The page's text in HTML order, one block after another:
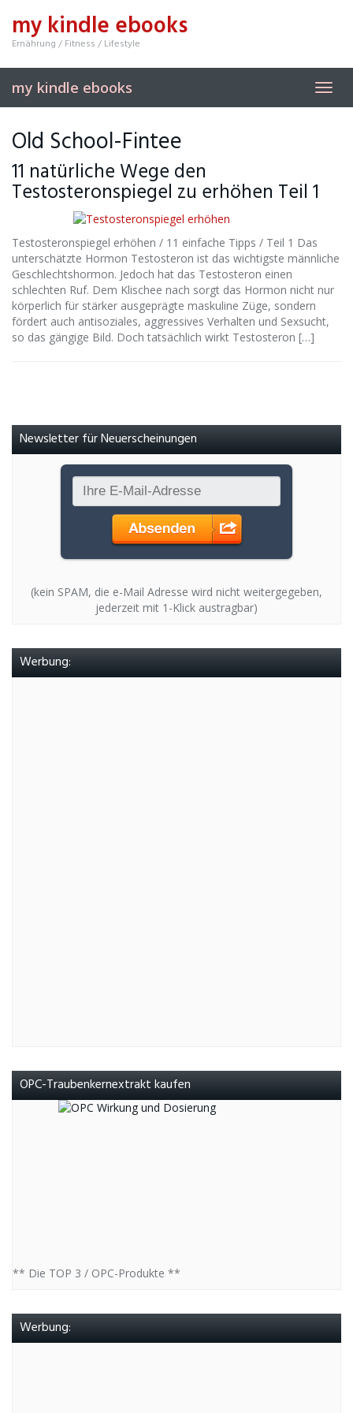
mainmy kindle ebooks
Ernährung / Fitness / Lifestyle
my kindle ebooks
Old School-Fintee
11 natürliche Wege den
Testosteronspiegel zu erhöhen Teil 1
Testosteronspiegel erhöhen / 11 einfache Tipps / Teil 1 Das
unterschätzte Hormon Testosteron ist das wichtigste männliche
Geschlechtshormon. Jedoch hat das Testosteron einen
schlechten Ruf. Dem Klischee nach sorgt das Hormon nicht nur
körperlich für stärker ausgeprägte maskuline Züge, sondern
fördert auch antisoziales, aggressives Verhalten und Sexsucht,
so das gängige Bild. Doch tatsächlich wirkt Testosteron […]
Newsletter für Neuerscheinungen
(kein SPAM, die e-Mail Adresse wird nicht weitergegeben,
jederzeit mit 1-Klick austragbar)
Werbung:
OPC-Traubenkernextrakt kaufen
** Die TOP 3 / OPC-Produkte **
Werbung: